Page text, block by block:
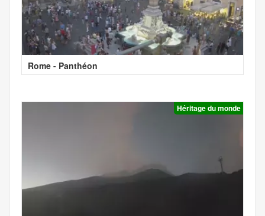
Rome - Panthéon
Héritage du monde